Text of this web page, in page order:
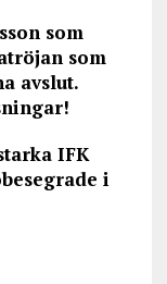
som
som
avslut.
IFK
i